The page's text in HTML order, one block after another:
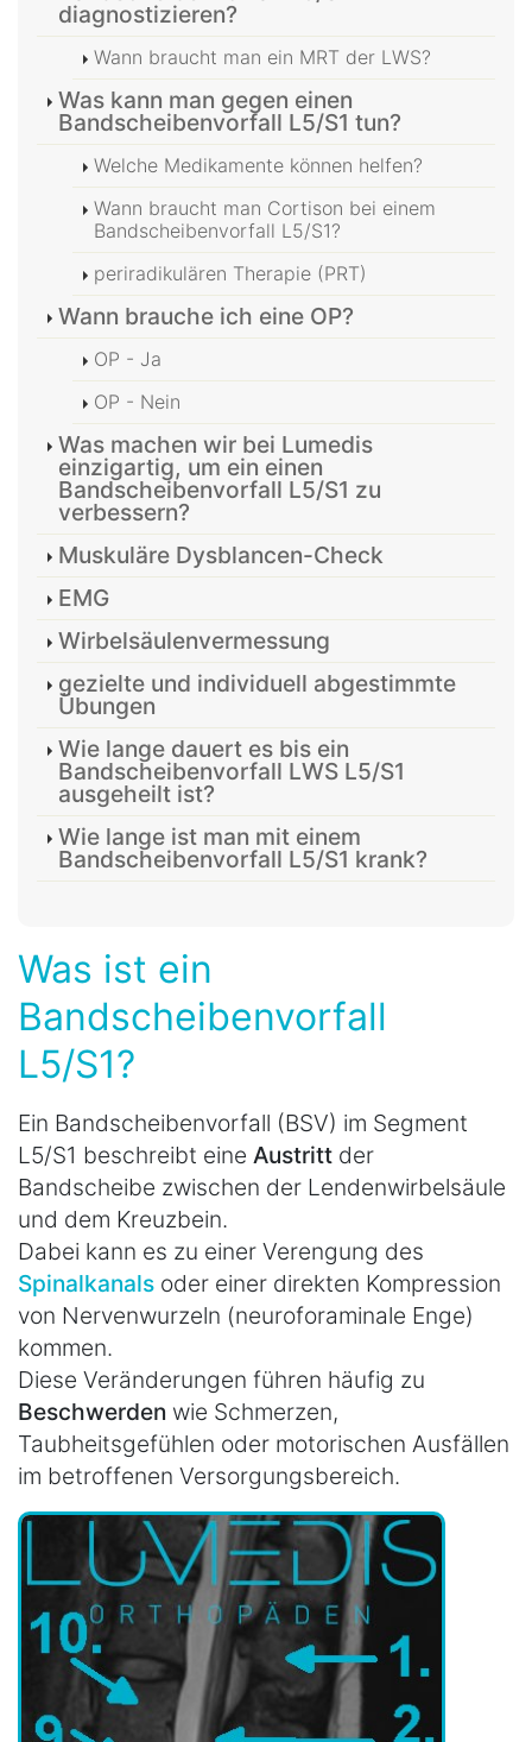
diagnostizieren?
Wann braucht man ein MRT der LWS?
Was kann man gegen einen
Bandscheibenvorfall L5/S1 tun?
Welche Medikamente können helfen?
Wann braucht man Cortison bei einem
Bandscheibenvorfall L5/S1?
periradikulären Therapie (PRT)
Wann brauche ich eine OP?
OP - Ja
OP - Nein
Was machen wir bei Lumedis
einzigartig, um ein einen
Bandscheibenvorfall L5/S1 zu
verbessern?
Muskuläre Dysblancen-Check
EMG
Wirbelsäulenvermessung
gezielte und individuell abgestimmte
Übungen
Wie lange dauert es bis ein
Bandscheibenvorfall LWS L5/S1
ausgeheilt ist?
Wie lange ist man mit einem
Bandscheibenvorfall L5/S1 krank?
Was ist ein
Bandscheibenvorfall
L5/S1?
Ein Bandscheibenvorfall (BSV) im Segment
L5/S1 beschreibt eine Austritt der
Bandscheibe zwischen der Lendenwirbelsäule
und dem Kreuzbein.
Dabei kann es zu einer Verengung des
Spinalkanals oder einer direkten Kompression
von Nervenwurzeln (neuroforaminale Enge)
kommen.
Diese Veränderungen führen häufig zu
Beschwerden wie Schmerzen,
Taubheitsgefühlen oder motorischen Ausfällen
im betroffenen Versorgungsbereich.